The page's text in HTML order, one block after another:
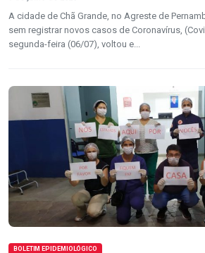
A cidade de Chã Grande, no Agreste de
sem registrar novos casos de Coronavírus,
segunda-feira (06/07), voltou e...
BOLETIM EPIDEMIOLÓGICO